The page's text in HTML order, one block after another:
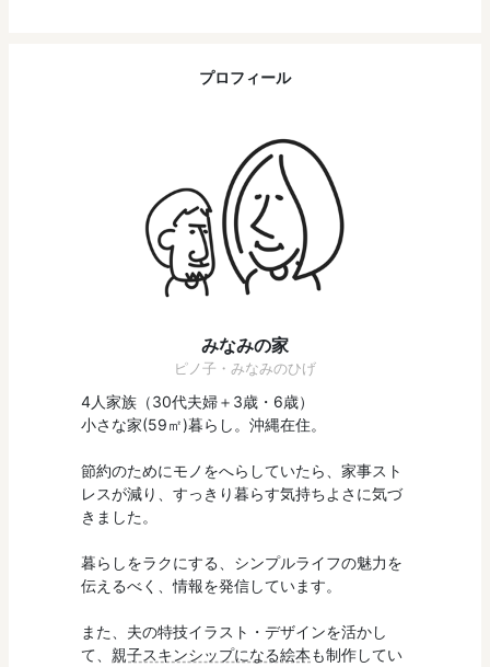
プロフィール
みなみの家
ピノ子・みなみのひげ
4人家族（30代夫婦＋3歳・6歳）
小さな家(59㎡)暮らし。沖縄在住。
節約のためにモノをへらしていたら、家事スト
レスが減り、すっきり暮らす気持ちよさに気づ
きました。
暮らしをラクにする、シンプルライフの魅力を
伝えるべく、情報を発信しています。
また、夫の特技イラスト・デザインを活かし
て、 親子スキンシップになる絵本も制作してい